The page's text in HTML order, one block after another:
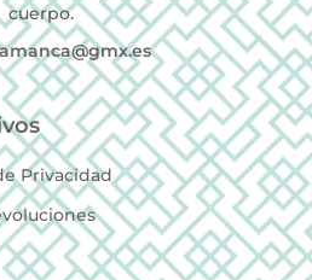
cuerpo.
Privacidad